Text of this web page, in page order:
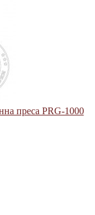
преса PRG-1000